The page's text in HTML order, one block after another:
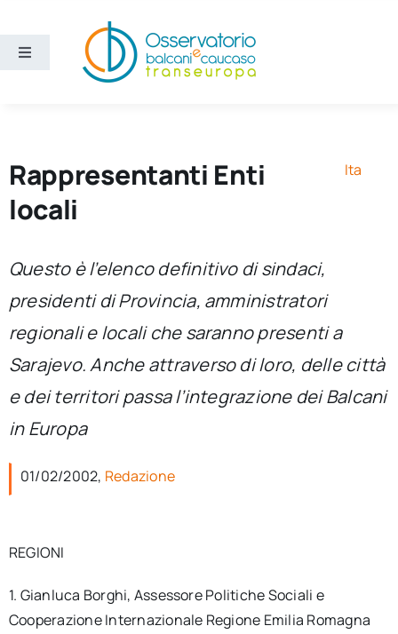
contenuto
Toggle
Ricerca e divulgazione
Sezioni
Chi siamo
per:
Rappresentanti Enti
locali
Ita
Questo è l’elenco definitivo di sindaci,
presidenti di Provincia, amministratori
regionali e locali che saranno presenti a
Sarajevo. Anche attraverso di loro, delle città
e dei territori passa l’integrazione dei Balcani
in Europa
01/02/2002, Redazione
REGIONI
1. Gianluca Borghi, Assessore Politiche Sociali e
Cooperazione Internazionale Regione Emilia Romagna